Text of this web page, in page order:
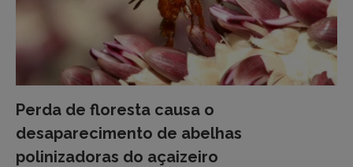
Perda de floresta causa o
desaparecimento de abelhas
polinizadoras do açaizeiro